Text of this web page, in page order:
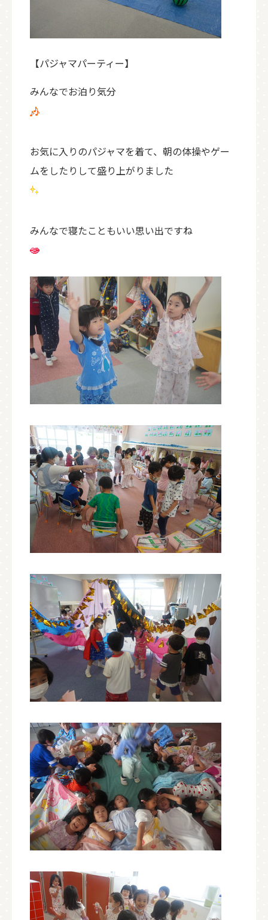
【パジャマパーティー】
みんなでお泊り気分
お気に入りのパジャマを着て、朝の体操やゲー
ムをしたりして盛り上がりました
みんなで寝たこともいい思い出ですね